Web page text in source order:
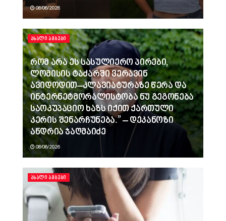
08/06/2026
ᲐᲮᲐᲚᲘ ᲐᲛᲑᲔᲑᲘ
რომ არა ეს სასულიერო პირები,
ლომისის ტაძარში ვერავინ
ავიდოდით–კლავიატურაზე წერა და
ინტერნეტმორალისტობა ნუ გეგონება
საოკუპაციო ხაზს იქით ქართული
კერის შენარჩუნება.” – დეკანოზი
ანდრია ჯაღმაიძე
08/06/2026
ᲐᲮᲐᲚᲘ ᲐᲛᲑᲔᲑᲘ